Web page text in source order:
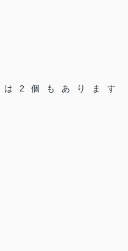
2個もあります